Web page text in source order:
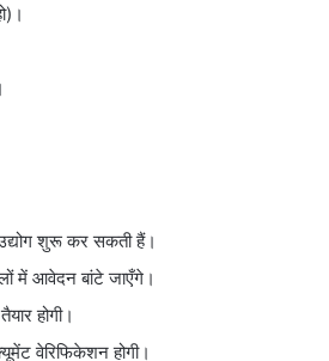
शुरू कर सकती हैं।
में आवेदन बांटे जाएँगे।
होगी।
वेरिफिकेशन होगी।